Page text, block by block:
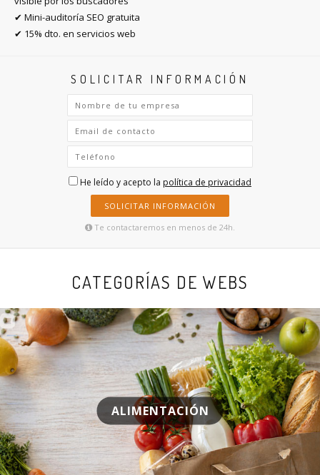
✔ Mini-auditoría SEO gratuita
✔ 15% dto. en servicios web
SOLICITAR INFORMACIÓN
He leído y acepto la política de privacidad
SOLICITAR INFORMACIÓN
Te contactaremos en menos de 24h.
CATEGORÍAS DE WEBS
ALIMENTACIÓN